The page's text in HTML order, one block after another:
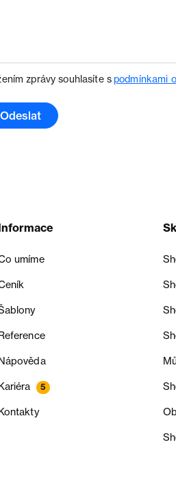
zprávy souhlasíte spodmínkami
Odeslat
umíme
5